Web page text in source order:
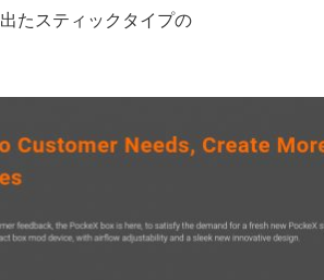
たスティックタイプの